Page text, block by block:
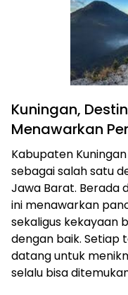
Kuningan,
Menawarkan
Kabupaten
sebagai salah satu
Jawa Barat. Berada
ini menawarkan
sekaligus kekayaan
dengan baik. Setiap
datang untuk
selalu bisa